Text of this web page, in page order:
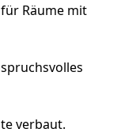
Räume mit
verbaut.